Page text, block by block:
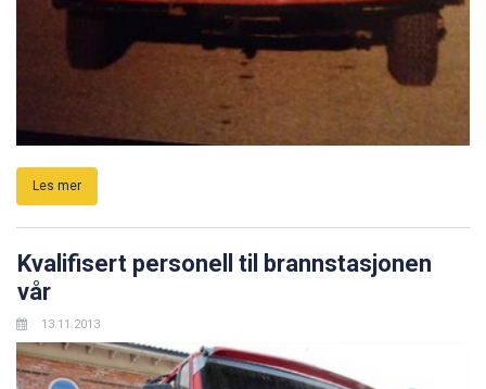
Les mer
Kvalifisert personell til brannstasjonen
vår
13.11.2013